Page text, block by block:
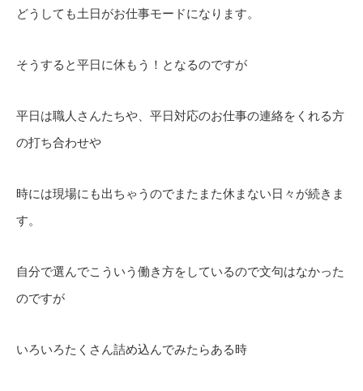
どうしても土日がお仕事モードになります。
そうすると平日に休もう！となるのですが
平日は職人さんたちや、平日対応のお仕事の連絡をくれる方
の打ち合わせや
時には現場にも出ちゃうのでまたまた休まない日々が続きま
す。
自分で選んでこういう働き方をしているので文句はなかった
のですが
いろいろたくさん詰め込んでみたらある時